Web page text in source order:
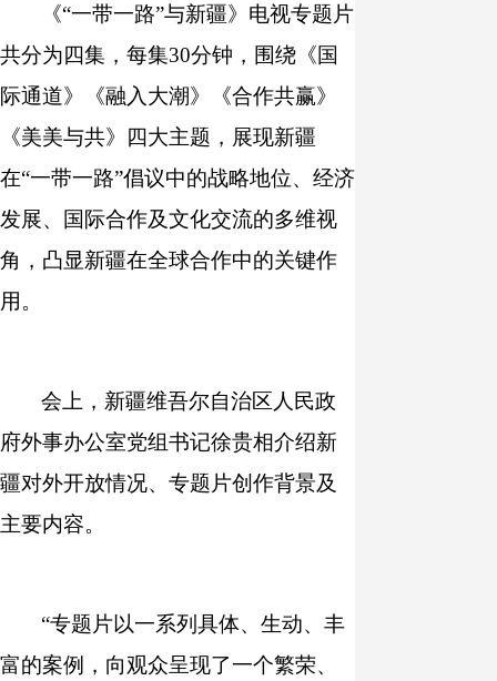
《“一带一路”与新疆》电视专题片
共分为四集，每集30分钟，围绕《国
际通道》《融入大潮》《合作共赢》
《美美与共》四大主题，展现新疆
在“一带一路”倡议中的战略地位、经济
发展、国际合作及文化交流的多维视
角，凸显新疆在全球合作中的关键作
用。
会上，新疆维吾尔自治区人民政
府外事办公室党组书记徐贵相介绍新
疆对外开放情况、专题片创作背景及
主要内容。
“专题片以一系列具体、生动、丰
富的案例，向观众呈现了一个繁荣、